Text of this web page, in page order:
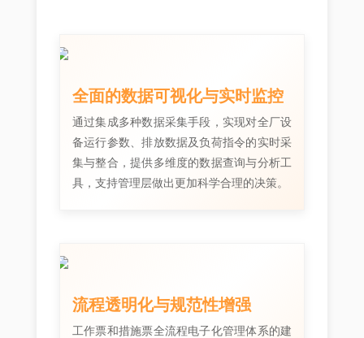
全面的数据可视化与实时监控
通过集成多种数据采集手段，实现对全厂设
备运行参数、排放数据及负荷指令的实时采
集与整合，提供多维度的数据查询与分析工
具，支持管理层做出更加科学合理的决策。
流程透明化与规范性增强
工作票和措施票全流程电子化管理体系的建